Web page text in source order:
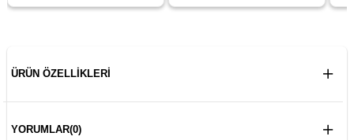
ÜRÜN ÖZELLIKLERI
YORUMLAR(0)